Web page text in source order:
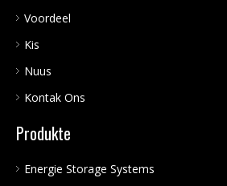
Voordeel
Kis
Nuus
Kontak Ons
Produkte
Energie Storage Systems